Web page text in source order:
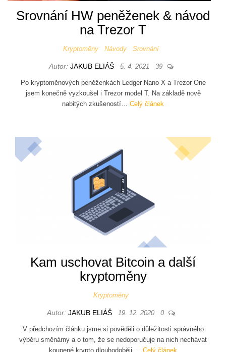
Srovnání HW peněženek & návod
na Trezor T
Kryptoměny Návody Srovnání
Autor: JAKUB ELIÁŠ 5. 4. 2021 39
Po kryptoměnových peněženkách Ledger Nano X a Trezor One
jsem konečně vyzkoušel i Trezor model T. Na základě nově
nabitých zkušeností… Celý článek
Kam uschovat Bitcoin a další
kryptoměny
Kryptoměny
Autor: JAKUB ELIÁŠ 19. 12. 2020 0
V předchozím článku jsme si pověděli o důležitosti správného
výběru směnárny a o tom, že se nedoporučuje na nich nechávat
koupené krypto dlouhodoběji.… Celý článek